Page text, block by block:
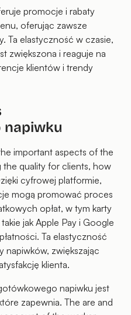
promocje i rabaty
oferując zawsze
Ta elastyczność w czasie,
zwiększona i reaguje na
klientów i trendy
napiwku
important aspects of the
the quality for clients, how
cyfrowej platformie,
mogą promować proces
opłat, w tym karty
jak Apple Pay i Google
Ta elastyczność
napiwków, zwiększając
klienta.
napiwku jest
zapewnia. The are and